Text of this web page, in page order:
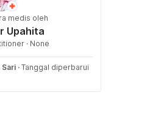
medis oleh
Upahita
· None
Sari · Tanggal diperbarui